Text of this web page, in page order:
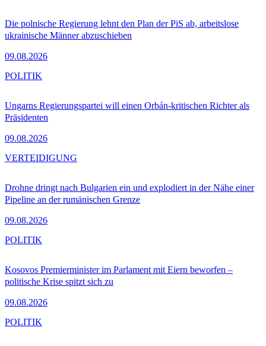
Die polnische Regierung lehnt den Plan der PiS ab, arbeitslose
ukrainische Männer abzuschieben
09.08.2026
Ungarns Regierungspartei will einen Orbán-kritischen Richter als
Präsidenten
09.08.2026
POLITIK
Drohne dringt nach Bulgarien ein und explodiert in der Nähe einer
Pipeline an der rumänischen Grenze
09.08.2026
VERTEIDIGUNG
Kosovos Premierminister im Parlament mit Eiern beworfen –
politische Krise spitzt sich zu
09.08.2026
POLITIK
POLITIK